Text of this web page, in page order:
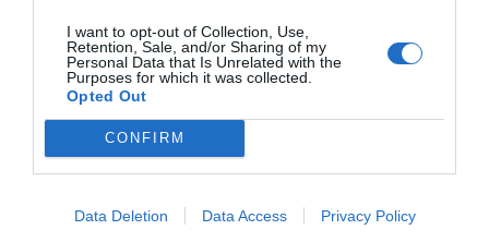
I want to opt-out of Collection, Use,
Retention, Sale, and/or Sharing of my
Personal Data that Is Unrelated with the
Purposes for which it was collected.
Opted Out
CONFIRM
Data Deletion Data Access Privacy Policy
desserter som ostkaka med mera. Gör egen saftsås